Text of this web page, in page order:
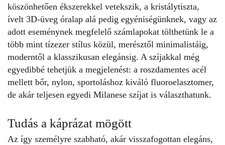
köszönhetően ékszerekkel vetekszik, a kristálytiszta,
ívelt 3D-üveg óralap alá pedig egyéniségünknek, vagy az
adott eseménynek megfelelő számlapokat tölthetünk le a
több mint tízezer stílus közül, merésztől minimalistáig,
moderntől a klasszikusan elegánsig. A szíjakkal még
egyedibbé tehetjük a megjelenést: a roszdamentes acél
mellett bőr, nylon, sportoláshoz kiváló fluoroelasztomer,
de akár teljesen egyedi Milanese szíjat is választhatunk.
Tudás a káprázat mögött
Az így személyre szabható, akár visszafogottan elegáns,